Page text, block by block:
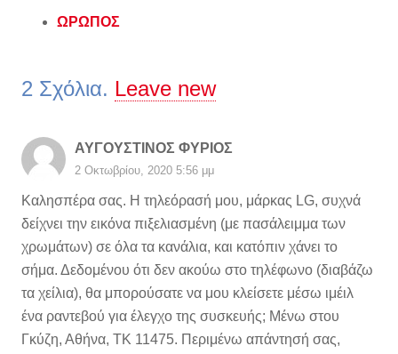
ΩΡΩΠΟΣ
2 Σχόλια. Leave new
ΑΥΓΟΥΣΤΙΝΟΣ ΦΥΡΙΟΣ
2 Οκτωβρίου, 2020 5:56 μμ
Καλησπέρα σας. Η τηλεόρασή μου, μάρκας LG, συχνά
δείχνει την εικόνα πιξελιασμένη (με πασάλειμμα των
χρωμάτων) σε όλα τα κανάλια, και κατόπιν χάνει το
σήμα. Δεδομένου ότι δεν ακούω στο τηλέφωνο (διαβάζω
τα χείλια), θα μπορούσατε να μου κλείσετε μέσω ιμέιλ
ένα ραντεβού για έλεγχο της συσκευής; Μένω στου
Γκύζη, Αθήνα, ΤΚ 11475. Περιμένω απάντησή σας,